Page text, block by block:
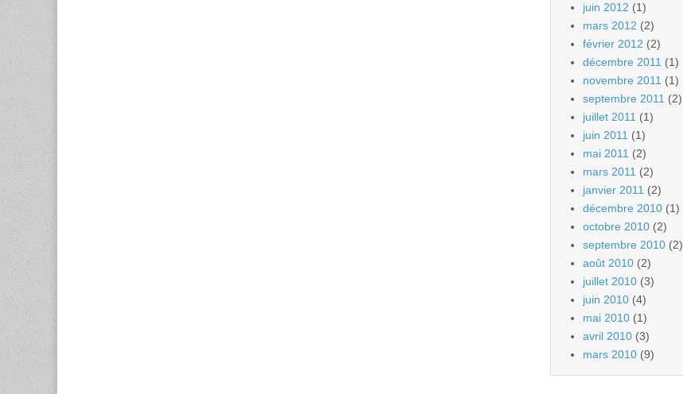
juin 2012 (1)
mars 2012 (2)
février 2012 (2)
décembre 2011 (1)
novembre 2011 (1)
septembre 2011 (2)
juillet 2011 (1)
juin 2011 (1)
mai 2011 (2)
mars 2011 (2)
janvier 2011 (2)
décembre 2010 (1)
octobre 2010 (2)
septembre 2010 (2)
août 2010 (2)
juillet 2010 (3)
juin 2010 (4)
mai 2010 (1)
avril 2010 (3)
mars 2010 (9)